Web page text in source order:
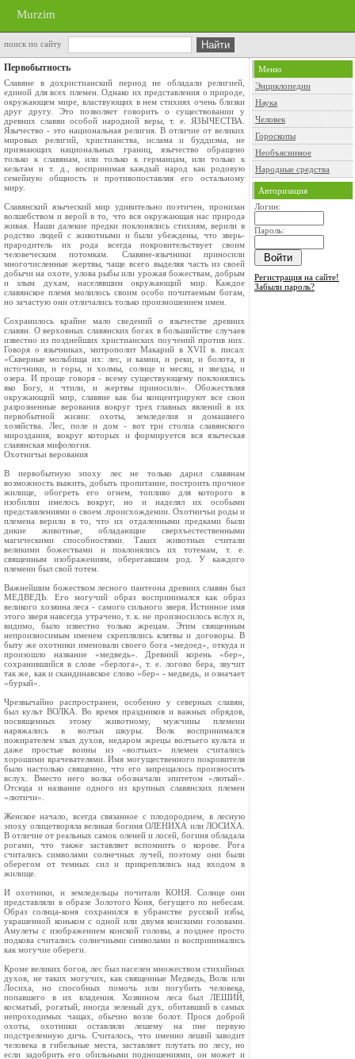
Murzim
поиск по сайту
Первобытность
Славяне в дохристианский период не обладали религией,
единой для всех племен. Однако их представления о природе,
окружающем мире, властвующих в нем стихиях очень близки
друг другу. Это позволяет говорить о существовании у
древних славян особой народной веры, т. е. ЯЗЫЧЕСТВА.
Язычество - это национальная религия. В отличие от великих
мировых религий, христианства, ислама и буддизма, не
признающих национальных границ, язычество обращено
только к славянам, или только к германцам, или только к
кельтам и т. д., воспринимая каждый народ как родовую
семейную общность и противопоставляя его остальному
миру.
Славянский языческий мир удивительно поэтичен, пронизан
волшебством и верой в то, что вся окружающая нас природа
живая. Наши далекие предки поклонялись стихиям, верили в
родство людей с животными и были убеждены, что зверь-
прародитель их рода всегда покровительствует своим
человеческим потомкам. Славяне-язычники приносили
многочисленные жертвы, чаще всего выделяя часть из своей
добычи на охоте, улова рыбы или урожая божествам, добрым
и злым духам, населявшим окружающий мир. Каждое
славянское племя молилось своим особо почитаемым богам,
но зачастую они отличались только произношением имен.
Сохранилось крайне мало сведений о язычестве древних
славян. О верховных славянских богах в большийстве случаев
известно из позднейших христианских поучений против них.
Говоря о язычниках, митрополит Макарий в XVII в. писал:
«Скверные мольбища их: лес, и камни, и реки, и болота, и
источники, и горы, и холмы, солнце и месяц, и звезды, и
озера. И проще говоря - всему существующему поклонялись
яко Богу, и чтили, и жертвы приносили». Обожествляя
окружающий мир, славяне как бы концентрируют все свои
разрозненные верования вокруг трех главных явлений в их
первобытной жизни: охоты, земледелия и домашнего
хозяйства. Лес, поле и дом - вот три столпа славянского
мироздания, вокруг которых и формируется вся языческая
славянская мифология.
Охотничьи верования
В первобытную эпоху лес не только дарил славянам
возможность выжить, добыть пропитание, построить прочное
жилище, обогреть его огнем, топливо для которого в
изобилии имелось вокруг, но и наделял их особыми
представлениями о своем .происхождении. Охотничьи роды и
племена верили в то, что их отдаленными предками были
дикие животные, обладающие сверхъестественными
магическими способностями. Таких животных считали
великими божествами и поклонялись их тотемам, т. е.
священным изображениям, оберегавшим род. У каждого
племени был свой тотем.
Важнейшим божеством лесного пантеона древних славян был
МЕДВЕДЬ. Его могучий образ воспринимался как образ
великого хозяина леса - самого сильного зверя. Истинное имя
этого зверя навсегда утрачено, т. к. не произносилось вслух и,
видимо, было известно только жрецам. Этим священным
непроизносимым именем скреплялись клятвы и договоры. В
быту же охотники именовали своего бога «медоед», откуда и
произошло название «медведь». Древний корень «бер»,
сохранившийся в слове «берлога», т. е. логово бера, звучит
так же, как и скандинавское слово «бер» - медведь, и означает
«бурый».
Чрезвычайно распространен, особенно у северных славян,
был культ ВОЛКА. Во время праздников и важных обрядов,
посвященных этому животному, мужчины племени
наряжались в волчьи шкуры. Волк воспринимался
пожирателем злых духов, недаром жрецы волчьего культа и
даже простые воины из «волчьих» племен считались
хорошими врачевателями. Имя могущественного покровителя
было настолько священно, что его запрещалось произносить
вслух. Вместо него волка обозначали эпитетом «лютый».
Отсюда и название одного из крупных славянских племен
«лютичи».
Женское начало, всегда связанное с плодородием, в лесную
эпоху олицетворяла великая богиня ОЛЕНИХА или ЛОСИХА.
В отличие от реальных самок оленей и лосей, богиня обладала
рогами, что также заставляет вспомнить о корове. Рога
считались символами солнечных лучей, поэтому они были
оберегом от темных сил и прикреплялись над входом в
жилище.
И охотники, и земледельцы почитали КОНЯ. Солнце они
представляли в образе Золотого Коня, бегущего по небесам.
Образ солнца-коня сохранился в убранстве русской избы,
украшенной коньком с одной или двумя конскими головами.
Амулеты с изображением конской головы, а позднее просто
подкова считались солнечными символами и воспринимались
как могучие обереги.
Кроме великих богов, лес был населен множеством стихийных
духов, не таких могучих, как священные Медведь, Волк или
Лосиха, но способных помочь или погубить человека,
попавшего в их владения. Хозяином леса был ЛЕШИЙ,
косматый, рогатый, иногда зеленый дух, обитавший в самых
непроходимых чащах, обычно возле болот. Прося доброй
охоты, охотники оставляли лешему на пне первую
подстреленную дичь. Считалось, что именно леший заводит
человека в гибельные места, заставляет плутать по лесу, но
если задобрить его обильными подношениями, он может и
Меню
Энциклопедии
Наука
Человек
Гороскопы
Необъяснимое
Народные средства
Авторизация
Логин:
Пароль:
Регистрация на сайте!
Забыли пароль?